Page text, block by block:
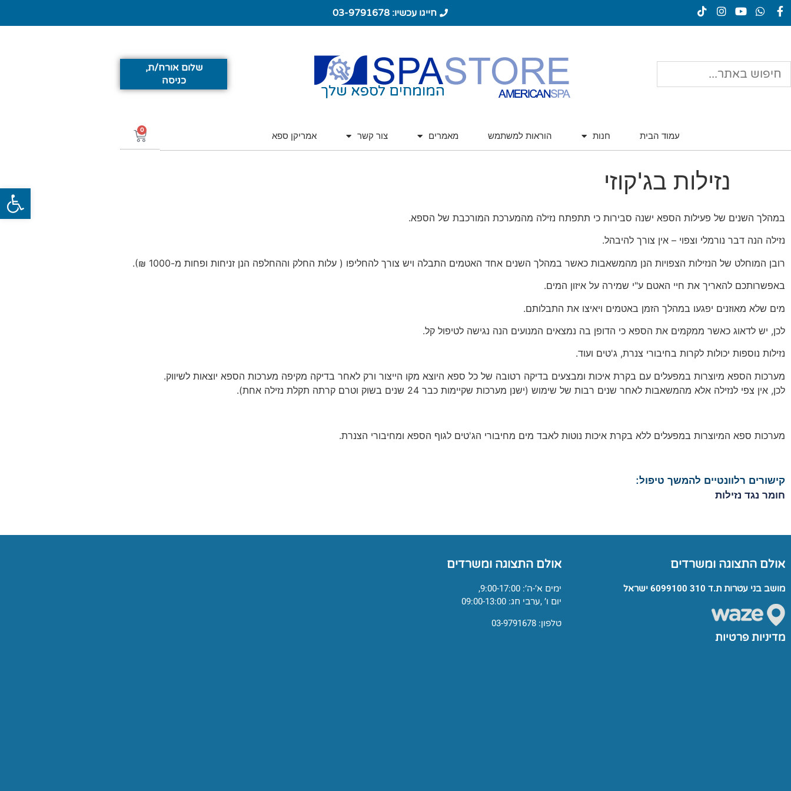
פתח
חייגו עכשיו: 03-9791678
שלום אורח/ת,
כניסה
עמוד הבית חנות הוראות למשתמש מאמרים צור קשר אמריקן ספא
0
נזילות בג'קוזי
במהלך השנים של פעילות הספא ישנה סבירות כי תתפתח נזילה מהמערכת המורכבת של הספא.
נזילה הנה דבר נורמלי וצפוי – אין צורך להיבהל.
רובן המוחלט של הנזילות הצפויות הנן מהמשאבות כאשר במהלך השנים אחד האטמים התבלה ויש צורך להחליפו ( עלות החלק וההחלפה הנן זניחות ופחות מ-1000 ₪).
באפשרותכם להאריך את חיי האטם ע"י שמירה על איזון המים.
מים שלא מאוזנים יפגעו במהלך הזמן באטמים ויאיצו את התבלותם.
לכן, יש לדאוג כאשר ממקמים את הספא כי הדופן בה נמצאים המנועים הנה נגישה לטיפול קל.
נזילות נוספות יכולות לקרות בחיבורי צנרת, ג'טים ועוד.
מערכות הספא מיוצרות במפעלים עם בקרת איכות ומבצעים בדיקה רטובה של כל ספא היוצא מקו הייצור ורק לאחר בדיקה מקיפה מערכות הספא יוצאות לשיווק.
לכן, אין צפי לנזילה אלא מהמשאבות לאחר שנים רבות של שימוש (ישנן מערכות שקיימות כבר 24 שנים בשוק וטרם קרתה תקלת נזילה אחת).
מערכות ספא המיוצרות במפעלים ללא בקרת איכות נוטות לאבד מים מחיבורי הג'טים לגוף הספא ומחיבורי הצנרת.
קישורים רלוונטיים להמשך טיפול:
חומר נגד נזילות
אולם התצוגה ומשרדים
מושב בני עטרות ת.ד 310 6099100 ישראל
מדיניות פרטיות
אולם התצוגה ומשרדים
ימים א’-ה’: 9:00-17:00,
יום ו’ ,ערבי חג: 09:00-13:00
טלפון: 03-9791678